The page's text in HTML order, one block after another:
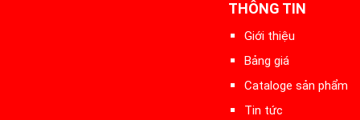
THÔNG TIN
Giới thiệu
Bảng giá
Cataloge sản phẩm
Tin tức